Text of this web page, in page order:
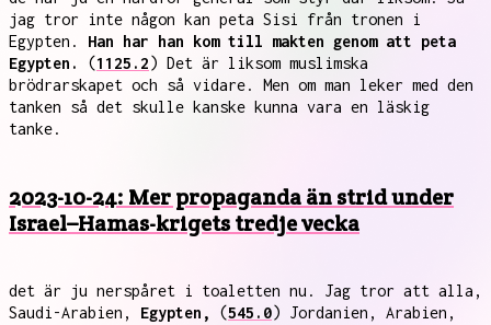
jag tror inte någon kan peta Sisi från tronen i
Egypten. Han har han kom till makten genom att peta
Egypten.
(1125.2) Det är liksom muslimska
brödrarskapet och så vidare. Men om man leker med den
tanken så det skulle kanske kunna vara en läskig
tanke.
2023-10-24: Mer propaganda än strid under
Israel–Hamas-krigets tredje vecka
det är ju nerspåret i toaletten nu. Jag tror att alla,
Saudi-Arabien, Egypten, (545.0) Jordanien, Arabien,